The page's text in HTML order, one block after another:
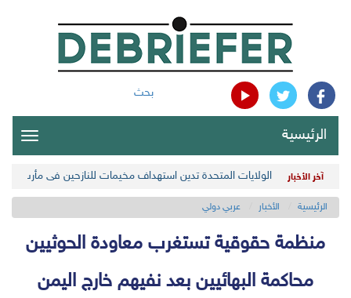
بحث
الرئيسية
آخر الأخبار الولايات المتحدة تدين استهداف مخيمات للنازحين في مأرب
الرئيسية الأخبار عربي دولي
منظمة حقوقية تستغرب معاودة الحوثيين
محاكمة البهائيين بعد نفيهم خارج اليمن